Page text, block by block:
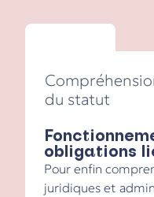
du statut
obligations
Pour enfin
juridiques et